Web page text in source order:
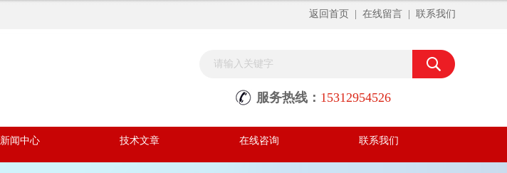
返回首页 在线留言 联系我们
服务热线： 15312954526
新闻中心 技术文章 在线咨询 联系我们